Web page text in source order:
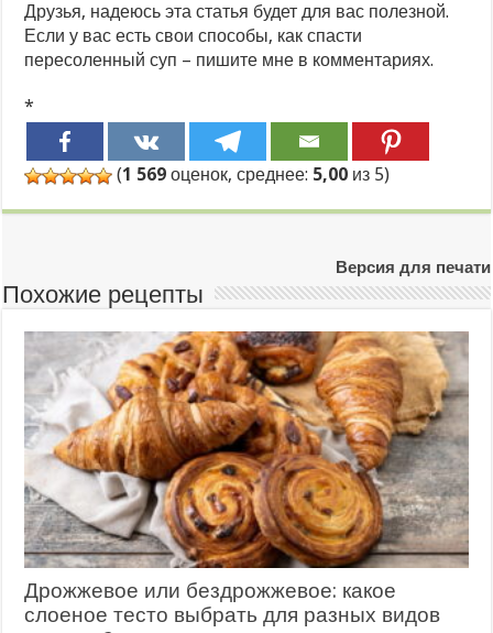
Друзья, надеюсь эта статья будет для вас полезной.
Если у вас есть свои способы, как спасти
пересоленный суп – пишите мне в комментариях.
*
(1 569 оценок, среднее: 5,00 из 5)
Версия для печати
Похожие рецепты
Дрожжевое или бездрожжевое: какое
слоеное тесто выбрать для разных видов